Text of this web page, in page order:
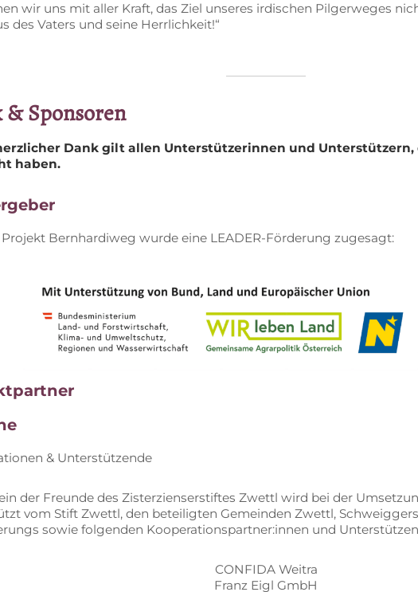
wir uns mit al­ler Kraft, das Ziel un­se­res ir­di­schen Pil­ger­we­ges
des Va­ters und sei­ne Herrlichkeit!“
& Sponsoren
Dank gilt al­len Un­ter­stüt­ze­rin­nen und Un­ter­stüt­zern,
haben.
Pro­jekt Bern­har­di­weg wur­de eine LEA­DER-För­de­rung zugesagt:
& Unterstützende
der Freun­de des Zis­ter­zi­en­ser­stif­tes Zwettl wird bei der
vom Stift Zwettl, den be­tei­lig­ten Ge­mein­den Zwettl,
so­wie fol­gen­den Kooperationspartner:innen und
CON­FI­DA Weit­ra
Franz Eigl GmbH